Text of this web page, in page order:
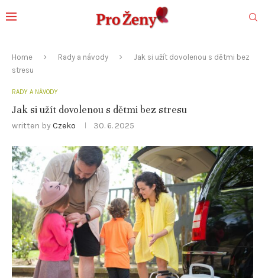
Home Rady a návody
Jak si užít dovolenou s dětmi bez
stresu
RADY A NÁVODY
Jak si užít dovolenou s dětmi bez stresu
written by Czeko 30. 6. 2025